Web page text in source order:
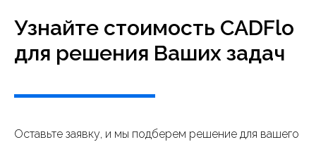
Узнайте стоимость CADFlo
для решения Ваших задач
Оставьте заявку, и мы подберем решение для вашего